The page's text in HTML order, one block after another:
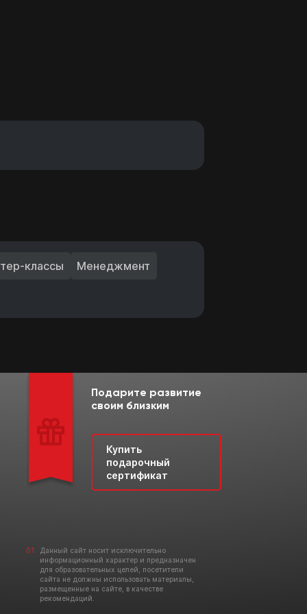
классы
Менеджмент
Подарите развитие
своим близким
Купить
подарочный
сертификат
Данный сайт носит исключительно
информационный характер и предназначен
для образовательных целей, посетители
сайта не должны использовать материалы,
размещенные на сайте, в качестве
рекомендаций.